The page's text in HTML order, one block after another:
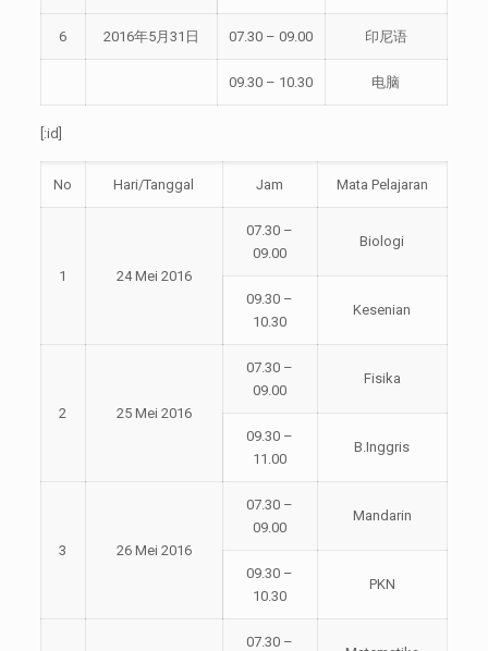
6 2016年5月31日 07.30 – 09.00 印尼语
09.30 – 10.30 电脑
[:id]
No Hari/Tanggal Jam Mata Pelajaran
1 24 Mei 2016
07.30 –
09.00
Biologi
09.30 –
10.30
Kesenian
2 25 Mei 2016
07.30 –
09.00
Fisika
09.30 –
11.00
B.Inggris
3 26 Mei 2016
07.30 –
09.00
Mandarin
09.30 –
10.30
PKN
07.30 –